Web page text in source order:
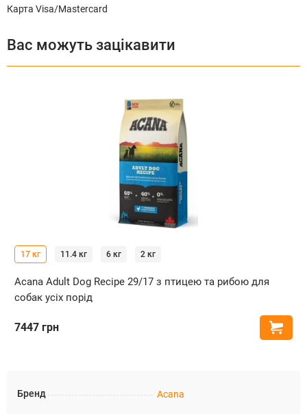
Карта Visa/Mastercard
Бренд Acana
Вас можуть зацікавити
17 кг 11.4 кг 6 кг 2 кг
Acana Adult Dog Recipe 29/17 з птицею та рибою для
собак усіх порід
7447 грн